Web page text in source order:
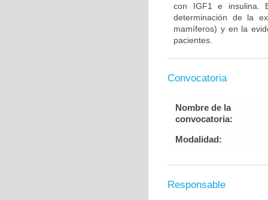
con IGF1 e insulina.
determinación de la
mamíferos) y en la
pacientes.
Convocatoria
Nombre de la
convocatoria:
Modalidad:
Responsable